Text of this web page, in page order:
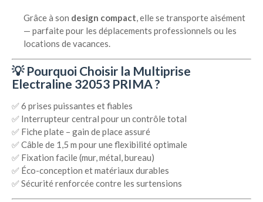
Grâce à son design compact, elle se transporte aisément
— parfaite pour les déplacements professionnels ou les
locations de vacances.
💡 Pourquoi Choisir la Multiprise
Electraline 32053 PRIMA ?
✅ 6 prises puissantes et fiables
✅ Interrupteur central pour un contrôle total
✅ Fiche plate – gain de place assuré
✅ Câble de 1,5 m pour une flexibilité optimale
✅ Fixation facile (mur, métal, bureau)
✅ Éco-conception et matériaux durables
✅ Sécurité renforcée contre les surtensions